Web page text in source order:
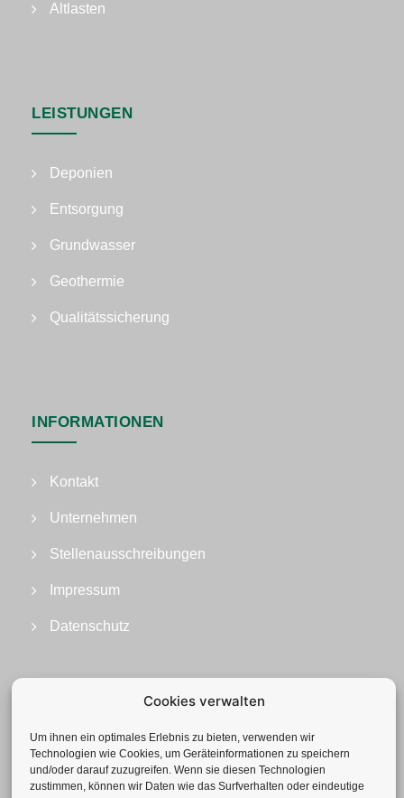
Cookies verwalten
Um ihnen ein optimales Erlebnis zu bieten, verwenden wir
Technologien wie Cookies, um Geräteinformationen zu speichern
und/oder darauf zuzugreifen. Wenn sie diesen Technologien
zustimmen, können wir Daten wie das Surfverhalten oder eindeutige
Altlasten
LEISTUNGEN
Deponien
Entsorgung
Grundwasser
Geothermie
Qualitätssicherung
INFORMATIONEN
Kontakt
Unternehmen
Stellenausschreibungen
Impressum
Datenschutz